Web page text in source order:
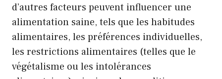
d’autres facteurs peuvent influencer une
alimentation saine, tels que les habitudes
alimentaires, les préférences individuelles,
les restrictions alimentaires (telles que le
végétalisme ou les intolérances